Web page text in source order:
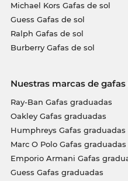
Michael Kors Gafas de sol
Guess Gafas de sol
Ralph Gafas de sol
Burberry Gafas de sol
Nuestras marcas de
Ray-Ban Gafas graduadas
Oakley Gafas graduadas
Humphreys Gafas graduadas
Marc O Polo Gafas graduadas
Emporio Armani Gafas
Guess Gafas graduadas